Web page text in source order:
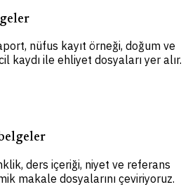
nüfus kayıt örneği, doğum ve
kaydı ile ehliyet dosyaları yer alır.
ders içeriği, niyet ve referans
makale dosyalarını çeviriyoruz.